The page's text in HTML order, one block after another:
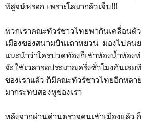
พิสูจน์หรอก เพราะโลมากลัวเจ็บ!!!
พวกเราคณะทัวร์ชาวไทยพากันเคลื่อนตั
เมืองของสนามบินเถาหยวน มองไปคนย
แนะนำว่าใครปวดท้องก็เข้าห้องน้ำห้อง
จ๊ะ ใช้เวลารอประมาณครึ่งชั่วโมงกันเล
ของเราแล้ว ก็มีคณะทัวร์ชาวไทยอีกหลา
มากระทบสองหูของเรา
หลังจากผ่านด่านตรวจคนเข้าเมืองแล้ว